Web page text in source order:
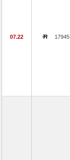
07.22 17945